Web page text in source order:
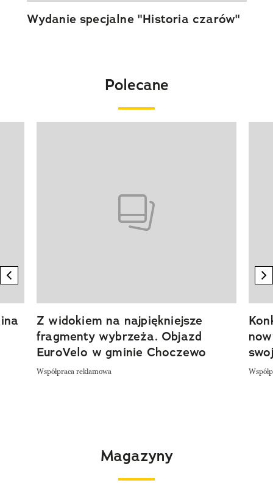
Wydanie specjalne "Historia czarów"
Polecane
previous element
Z widokiem na najpiękniejsze
fragmenty wybrzeża. Objazd
EuroVelo w gminie Choczewo
Współpraca reklamowa
Magazyny